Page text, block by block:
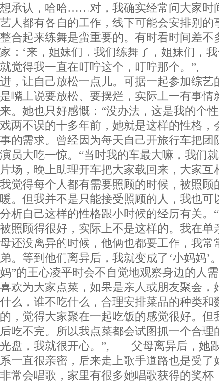
想承认，哈哈……对，我确实经常问大家时
艺人都有各自的工作，线下可能会安排别的
整合起来练舞是蛮重要的。有时看时间差不
家：‘来，姐妹们，我们练舞了，姐妹们，
就觉得我一直在叮咛这个，叮咛那个。”,
进，让自己放松一点儿。可据一起参加综艺
是嘴上说要放松、要摆烂，实际上一有事情
来。她也只好感慨：“没办法，这是我的个
戏两不误的十多年前，她就是这样的性格，
事的需求。曾经因为每天自己开旅行车把团
演员大吃一惊。“当时我的车最大嘛，我们
片场，晚上助理开车把大家载回来，大家互
我觉得每个人都有需要照顾的时候，被照顾
暖。但我并不是只能接受照顾的人，我
分析自己这样的性格跟小时候的经历有关。
被照顾得很好，实际上不是这样的。我在单
母还没离异的时候，他俩也都要工作，我常
弟。等到他们离异后，我就变成了‘小妈妈’
妈”的王心凌平时会不自觉地观察身边的人
喜欢为大家点菜，如果是亲人或朋友聚会，
什么，谁不吃什么，合理安排菜品的种类和
的，觉得大家聚在一起吃饭的感觉很好。但
后吃不完。所以我点菜都会试图抓一个合理
光盘，我就很开心。”, 父母离异后，她
系一直很亲密，后来走上歌手道路也是受了
非常会唱歌，家里有很多她唱歌获得的奖杯